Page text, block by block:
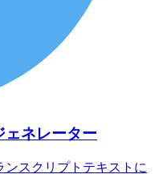
ネレーター
スクリプトテキストに